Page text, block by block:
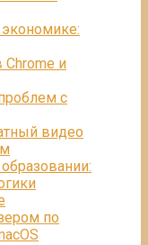
Chrome и
с
видео
по